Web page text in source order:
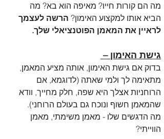
מה הם קורות חייו? מאיפה הוא בא? מה
הביא אותו למקצוע האימון? הרשה לעצמך
לראיין את המאמן הפוטנציאלי שלך.
גישת האימון –
בדוק אם גישת האימון, אותה מציע המאמן,
מתאימה לך ולמי שאתה (לדוגמא, אם
הרוחניות אצלך היא שפה, חלק מחייך, וודא
שהמאמן חשוף ונוכח גם בעולם הרוחני).
מה הדגשים שלו - מאמן משימתי, מאמן
הווייתי?